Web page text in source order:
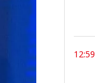
12:59